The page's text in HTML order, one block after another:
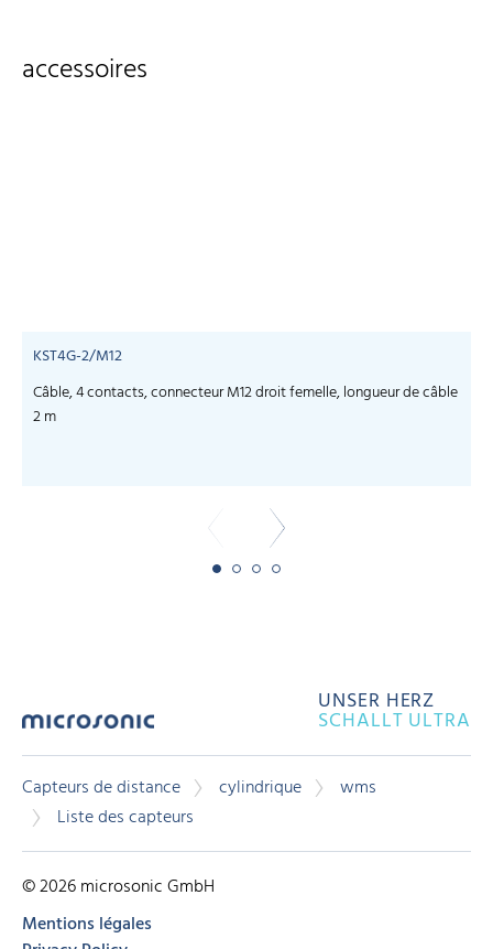
accessoires
KST4G-2/M12
Câble, 4 contacts, connecteur M12 droit femelle, longueur de câble
2 m
UNSER HERZ
SCHALLT ULTRA
Capteurs de distance cylindrique
wms
Liste des capteurs
© 2026 microsonic GmbH
Mentions légales